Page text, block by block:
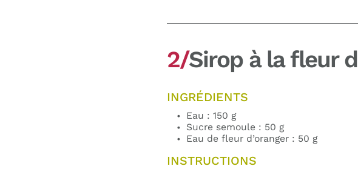
2/Sirop à la fleur
INGRÉDIENTS
Eau : 150 g
Sucre semoule : 50 g
Eau de fleur d’oranger : 50 g
INSTRUCTIONS